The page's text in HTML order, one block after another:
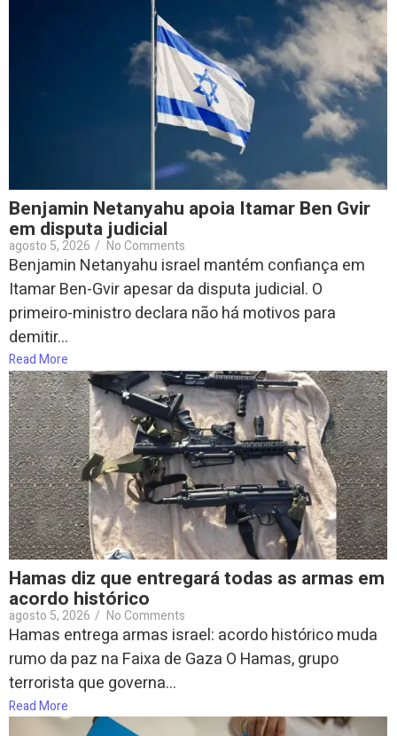
Benjamin Netanyahu apoia Itamar Ben Gvir
em disputa judicial
agosto 5, 2026 / No Comments
Benjamin Netanyahu israel mantém confiança em
Itamar Ben-Gvir apesar da disputa judicial. O
primeiro-ministro declara não há motivos para
demitir...
Read More
Hamas diz que entregará todas as armas em
acordo histórico
agosto 5, 2026 / No Comments
Hamas entrega armas israel: acordo histórico muda
rumo da paz na Faixa de Gaza O Hamas, grupo
terrorista que governa...
Read More